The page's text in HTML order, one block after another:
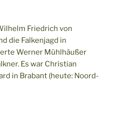
Friedrich von
die Falkenjagd in
Werner Mühlhäußer
Es war Christian
in Brabant (heute: Noord-